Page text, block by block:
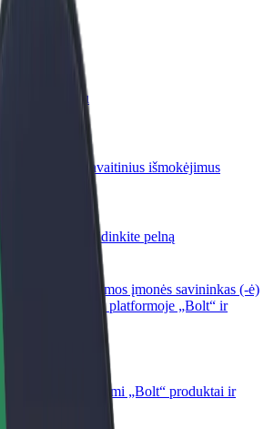
(-a)
patogiu metu
ir gaukite savaitinius išmokėjimus
klientų ir padidinkite pelną
automobilių nuomos įmonės savininkas (-ė)
savo automobilius platformoje „Bolt“ ir
pritaikomi „Bolt“ produktai ir